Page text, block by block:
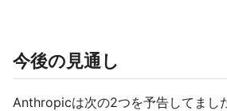
今後の見通し
Anthropicは次の2つを予告してまし